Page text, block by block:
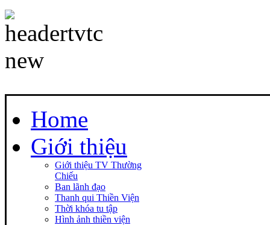
Home
Giới thiệu
Giới thiệu TV Thường
Chiếu
Ban lãnh đạo
Thanh qui Thiền Viện
Thời khóa tu tập
Hình ảnh thiền viện